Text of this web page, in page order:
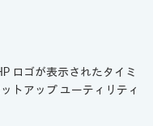
ロゴが表示されたタイミ
トアップ ユーティリティ